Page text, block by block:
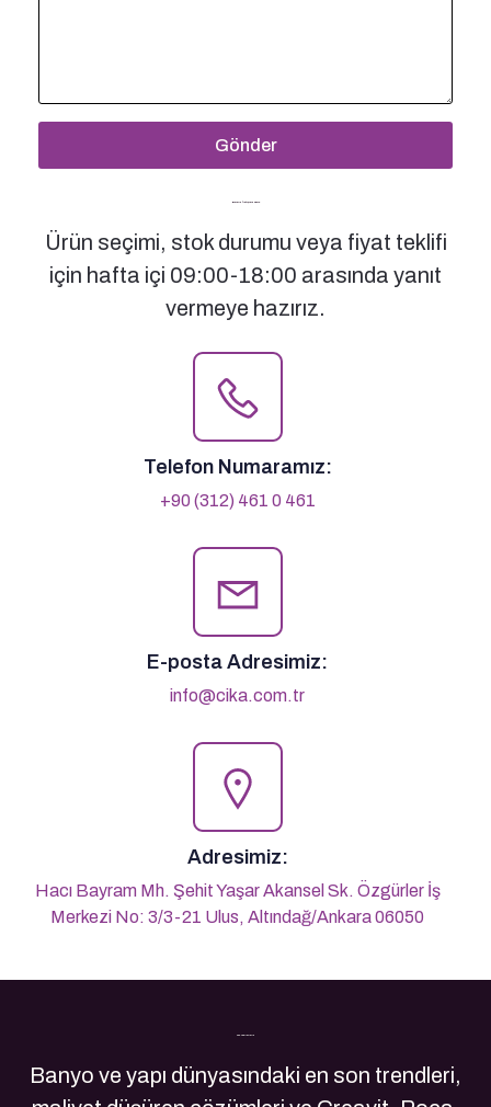
Gönder
Bizimle İletişime Geçin
Ürün seçimi, stok durumu veya fiyat teklifi
için hafta içi 09:00-18:00 arasında yanıt
vermeye hazırız.
Telefon Numaramız:
+90 (312) 461 0 461
E-posta Adresimiz:
info@cika.com.tr
Adresimiz:
Hacı Bayram Mh. Şehit Yaşar Akansel Sk. Özgürler İş
Merkezi No: 3/3-21 Ulus, Altındağ/Ankara 06050
Son Yazılarımız
Banyo ve yapı dünyasındaki en son trendleri,